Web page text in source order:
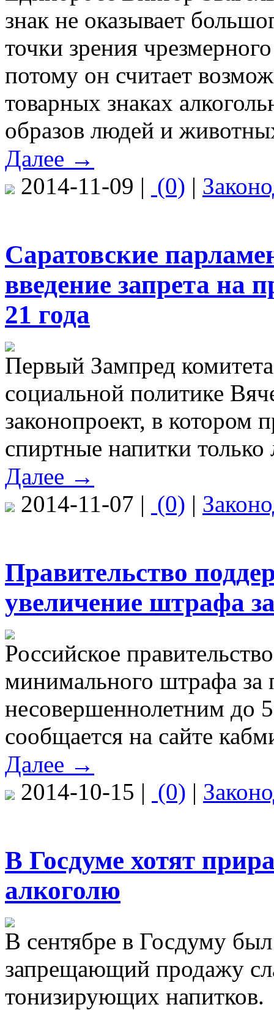
знак не оказывает
точки зрения
потому он считает
товарных знаках
образов людей и
Далее →
2014-11-09 | (0) |
Саратовские
введение запрета на
21 года
Первый Зампред
социальной политике
законопроект, в котором
спиртные напитки
Далее →
2014-11-07 | (0) |
Правительство
увеличение штрафа
Российское
минимального штрафа за
несовершеннолетним до
сообщается на сайте
Далее →
2014-10-15 | (0) |
В Госдуме хотят
алкоголю
В сентябре в Госдуму
запрещающий продажу
тонизирующих напитков.